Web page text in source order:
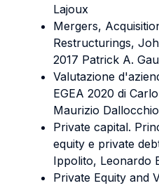
Lajoux
Mergers,
Restructurings,
2017 Patrick A.
Valutazione
EGEA 2020 di
Maurizio
Private capital.
equity e private
Ippolito, Leonardo
Private Equity and